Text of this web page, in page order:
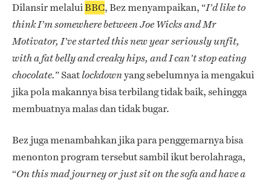
Dilansir melaluiBBC, Bez menyampaikan, “I’d like to
think I’m somewhere between Joe Wicks and Mr
Motivator, I’ve started this new year seriously unfit,
with a fat belly and creaky hips, and I can’t stop eating
chocolate.” Saatlockdownyang sebelumnya ia mengakui
jika pola makannya bisa terbilang tidak baik, sehingga
membuatnya malas dan tidak bugar.
Bez juga menambahkan jika para penggemarnya bisa
menonton program tersebut sambil ikut berolahraga,
“On this mad journey or just sit on the sofa and have a